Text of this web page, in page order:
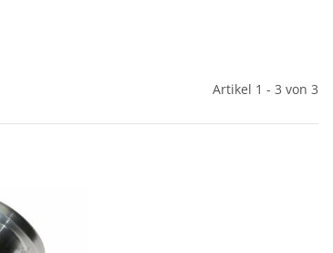
Artikel 1 - 3 von 3